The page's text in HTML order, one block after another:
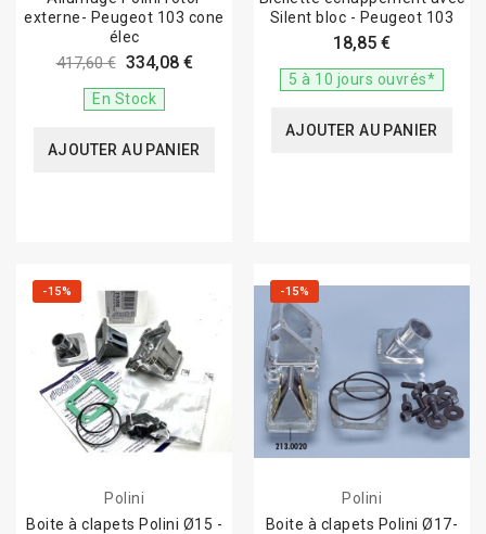
externe- Peugeot 103 cone
élec
417,60 € 334,08 €
En Stock
AJOUTER AU PANIER
Silent bloc - Peugeot 103
18,85 €
5 à 10 jours ouvrés*
AJOUTER AU PANIER
-15%
Polini
Boite à clapets Polini Ø15 -
-15%
Polini
Boite à clapets Polini Ø17-